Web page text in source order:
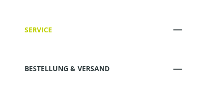
SERVICE
BESTELLUNG & VERSAND